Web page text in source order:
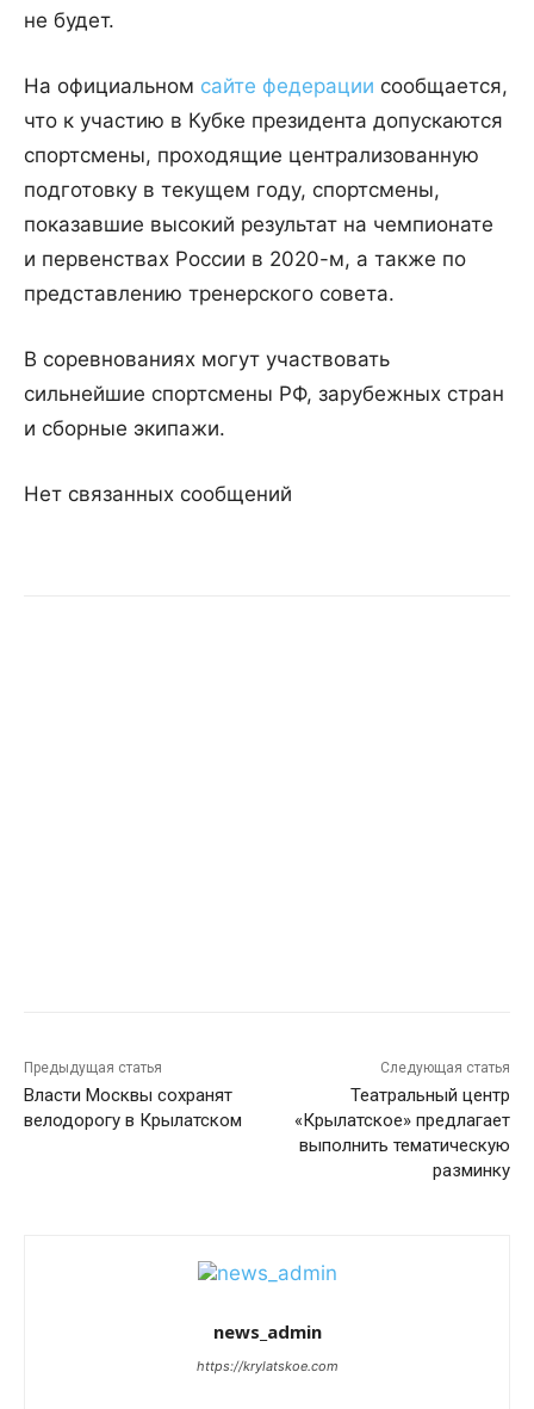
не будет.
На официальном сайте федерации сообщается,
что к участию в Кубке президента допускаются
спортсмены, проходящие централизованную
подготовку в текущем году, спортсмены,
показавшие высокий результат на чемпионате
и первенствах России в 2020-м, а также по
представлению тренерского совета.
В соревнованиях могут участвовать
сильнейшие спортсмены РФ, зарубежных стран
и сборные экипажи.
Нет связанных сообщений
Предыдущая статья
Власти Москвы сохранят
велодорогу в Крылатском
Следующая статья
Театральный центр
«Крылатское» предлагает
выполнить тематическую
разминку
news_admin
https://krylatskoe.com